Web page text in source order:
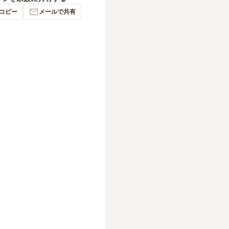
ピー メールで共有